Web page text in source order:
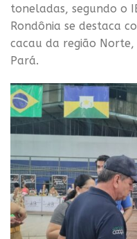
toneladas, segundo o
Rondônia se destaca
cacau da região
Pará.